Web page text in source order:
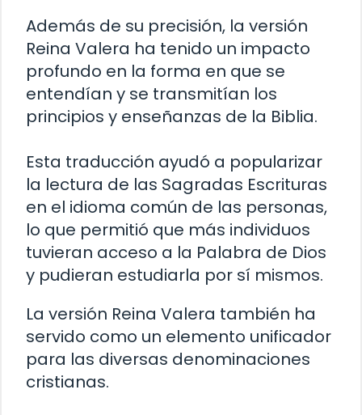
Además de su precisión, la versión
Reina Valera ha tenido un impacto
profundo en la forma en que se
entendían y se transmitían los
principios y enseñanzas de la Biblia.
Esta traducción ayudó a popularizar
la lectura de las Sagradas Escrituras
en el idioma común de las personas,
lo que permitió que más individuos
tuvieran acceso a la Palabra de Dios
y pudieran estudiarla por sí mismos.
La versión Reina Valera también ha
servido como un elemento unificador
para las diversas denominaciones
cristianas.